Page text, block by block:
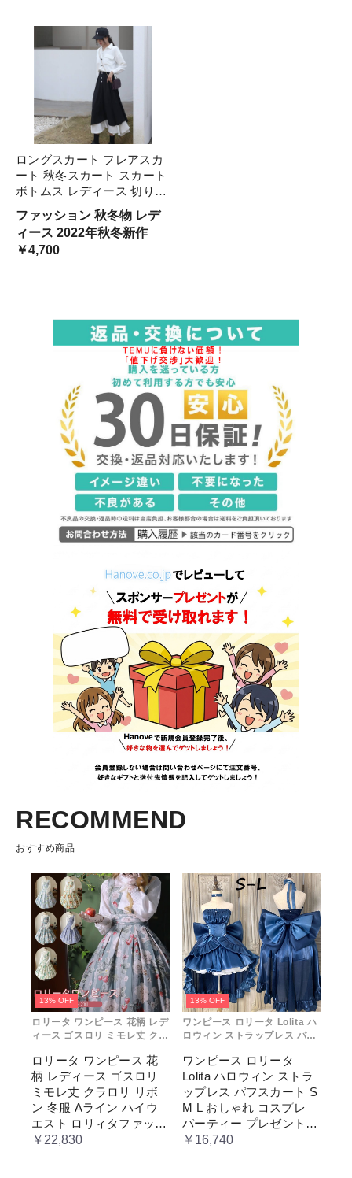
ロングスカート フレアスカ
ート 秋冬スカート スカート
ボトムス レディース 切り替
え バイカラー ウエストゴム
ハイウエスト Aライン ロン
グ ミモレ丈 ブラック 無地
ツートンカラー フロ フレア
ファッション 秋冬物 レデ
ィース 2022年秋冬新作
￥4,700
RECOMMEND
おすすめ商品
13% OFF
ロリータ ワンピース 花柄 レデ
ィース ゴスロリ ミモレ丈 クラ
ウエスト ロリィタファッショ
ン レトロ風 クラシカル 上品
かわいい 日常着 通勤 お出かけ
仮 通学
ロリータ ワンピース 花
柄 レディース ゴスロリ
ミモレ丈 クラロリ リボ
ン 冬服 Aライン ハイウ
エスト ロリィタファッシ
ョン レトロ風 クラシカ
￥22,830
13% OFF
ワンピース ロリータ Lolita ハ
ロウィン ストラップレス パフ
プレ パーティー プレゼント レ
ディース コスチューム プリン
セス ロマンティック ブル ドレ
ス
ワンピース ロリータ
Lolita ハロウィン ストラ
ップレス パフスカート S
M L おしゃれ コスプレ
パーティー プレゼント
レディース コスチューム
￥16,740